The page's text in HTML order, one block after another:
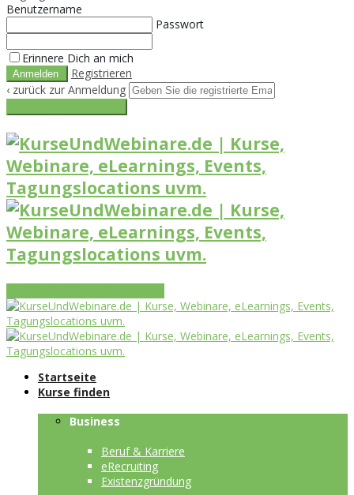
Benutzername
Passwort
Erinnere Dich an mich
Registrieren
‹ zurück zur Anmeldung
Startseite
Kurse finden
Business
Beruf & Karriere
eRecruiting
Existenzgründung